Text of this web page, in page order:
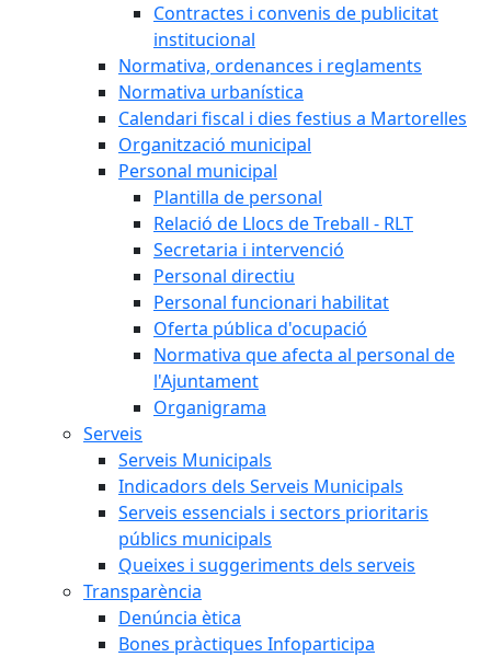
Contractes i convenis de publicitat
institucional
Normativa, ordenances i reglaments
Normativa urbanística
Calendari fiscal i dies festius a Martorelles
Organització municipal
Personal municipal
Plantilla de personal
Relació de Llocs de Treball - RLT
Secretaria i intervenció
Personal directiu
Personal funcionari habilitat
Oferta pública d'ocupació
Normativa que afecta al personal de
l'Ajuntament
Organigrama
Serveis
Serveis Municipals
Indicadors dels Serveis Municipals
Serveis essencials i sectors prioritaris
públics municipals
Queixes i suggeriments dels serveis
Transparència
Denúncia ètica
Bones pràctiques Infoparticipa